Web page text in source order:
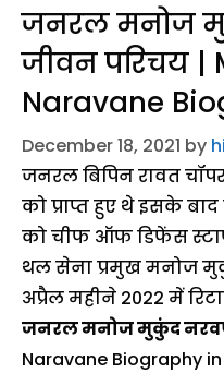
जनरल मनोज
जीवन परिचय |
Naravane
December 18, 2021 by
जनरल बिपिन रावत
को प्राप्त हुए थे इसके
को चीफ ऑफ डिफेंस
थल सेना प्रमुख मनोज
अप्रैल महीने 2022 में
जनरल मनोज मुकुंद
Naravane Biography